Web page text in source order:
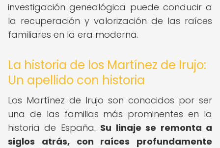
investigación genealógica puede conducir a
la recuperación y valorización de las raíces
familiares en la era moderna.
La historia de los Martínez de Irujo:
Un apellido con historia
Los Martínez de Irujo son conocidos por ser
una de las familias más prominentes en la
historia de España. Su linaje se remonta a
siglos atrás, con raíces profundamente